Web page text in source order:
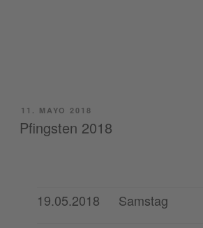
PUBLICADO
EL
11. MAYO 2018
Pfingsten 2018
19.05.2018 Samstag